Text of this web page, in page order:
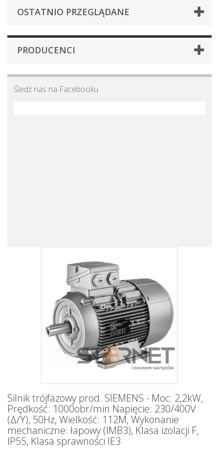
OSTATNIO PRZEGLĄDANE
PRODUCENCI
Śledź nas na Facebooku
Silnik trójfazowy prod. SIEMENS - Moc: 2,2kW,
Prędkość: 1000obr/min Napięcie: 230/400V
(Δ/Y), 50Hz, Wielkość: 112M, Wykonanie
mechaniczne: łapowy (IMB3), Klasa izolacji F,
IP55, Klasa sprawności IE3